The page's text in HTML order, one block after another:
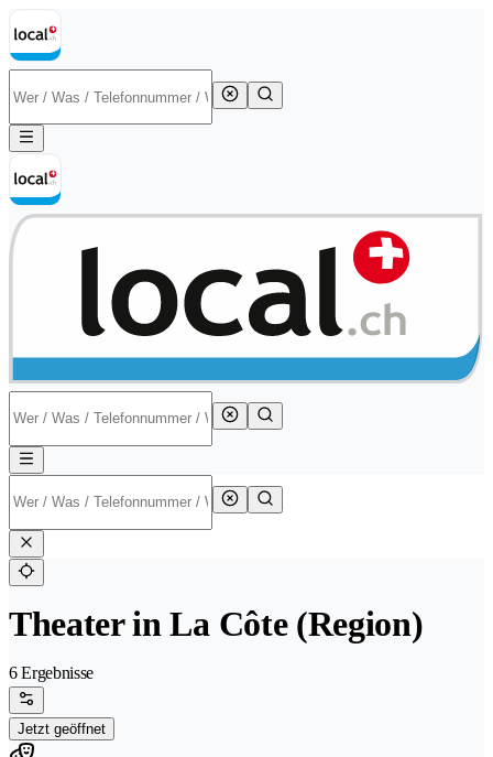
Theater in La Côte (Region)
6 Ergebnisse
Jetzt geöffnet